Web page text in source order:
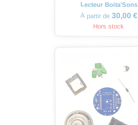
Lecteur Boita'Sons
À partir de 30,00 €
Hors stock